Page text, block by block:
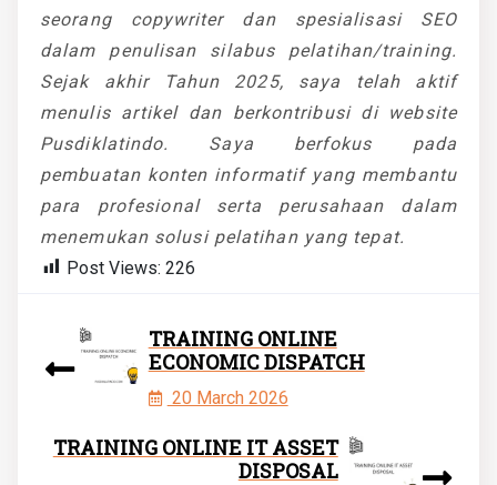
seorang copywriter dan spesialisasi SEO
dalam penulisan silabus pelatihan/training.
Sejak akhir Tahun 2025, saya telah aktif
menulis artikel dan berkontribusi di website
Pusdiklatindo. Saya berfokus pada
pembuatan konten informatif yang membantu
para profesional serta perusahaan dalam
menemukan solusi pelatihan yang tepat.
Post Views: 226
TRAINING ONLINE
ECONOMIC DISPATCH
20 March 2026
TRAINING ONLINE IT ASSET
DISPOSAL